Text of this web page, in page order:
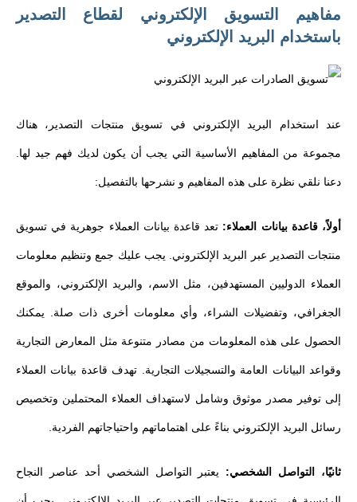
مفاهيم التسويق الإلكتروني لقطاع التصدير
باستخدام البريد الإلكتروني
عند استخدام البريد الإلكتروني في تسويق منتجات التصدير، هناك
مجموعة من المفاهيم الأساسية التي يجب أن يكون لديك فهم جيد لها.
دعنا نلقي نظرة على هذه المفاهيم و نشرحها بالتفصيل:
أولاً، قاعدة بيانات العملاء: تعد قاعدة بيانات العملاء جوهرية في تسويق
منتجات التصدير عبر البريد الإلكتروني. يجب عليك جمع وتنظيم معلومات
العملاء الدوليين المستهدفين، مثل الاسم، والبريد الإلكتروني، والموقع
الجغرافي، وتفضيلات الشراء، وأي معلومات أخرى ذات صلة. يمكنك
الحصول على هذه المعلومات من مصادر متنوعة مثل المعارض التجارية
وقواعد البيانات العامة والتسجيلات التجارية. تهدف قاعدة بيانات العملاء
إلى توفير مصدر موثوق وشامل لاستهداف العملاء المحتملين وتخصيص
رسائل البريد الإلكتروني بناءً على اهتماماتهم واحتياجاتهم الفردية.
ثانيًا، التواصل الشخصي: يعتبر التواصل الشخصي أحد عناصر النجاح